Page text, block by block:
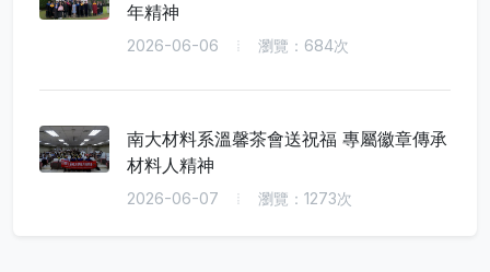
年精神
2026-06-06 瀏覽：684次
南大材料系溫馨茶會送祝福 專屬徽章傳承
材料人精神
2026-06-07 瀏覽：1273次